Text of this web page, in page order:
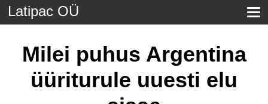
Latipac OÜ
Milei puhus Argentina
üüriturule uuesti elu